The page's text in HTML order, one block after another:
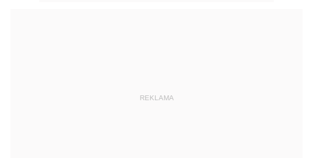
REKLAMA